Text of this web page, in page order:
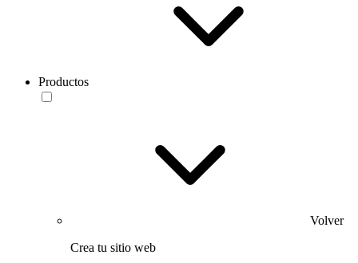
Productos
Volver
Crea tu sitio web